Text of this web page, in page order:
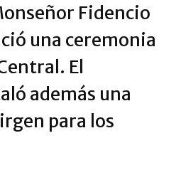
Fidencio
una ceremonia
El
además una
para los